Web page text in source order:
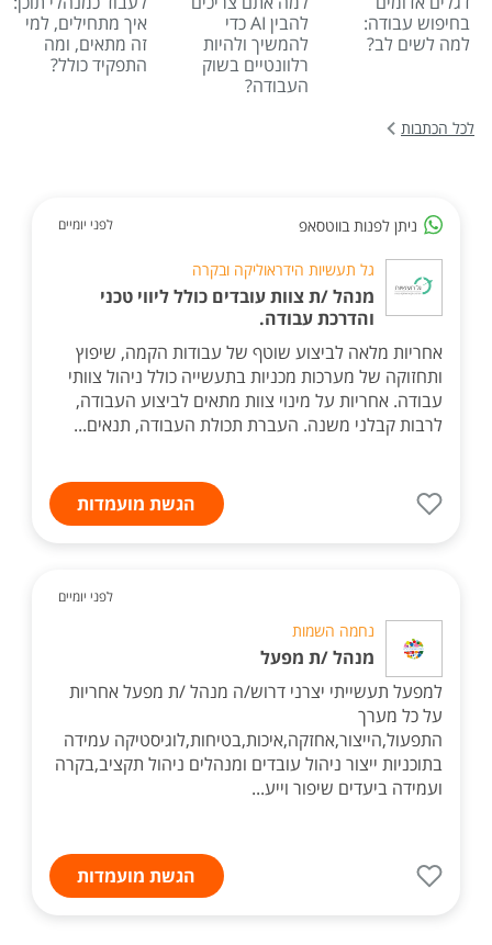
בחיפוש עבודה:
למה לשים לב?
להבין AI כדי
להמשיך ולהיות
רלוונטיים בשוק
העבודה?
איך מתחילים, למי
זה מתאים, ומה
התפקיד כולל?
לכל הכתבות
ניתן לפנות בווטסאפ לפני יומיים
גל תעשיות הידראוליקה ובקרה
מנהל /ת צוות עובדים כולל ליווי טכני
והדרכת עבודה.
אחריות מלאה לביצוע שוטף של עבודות הקמה, שיפוץ
ותחזוקה של מערכות מכניות בתעשייה כולל ניהול צוותי
עבודה. אחריות על מינוי צוות מתאים לביצוע העבודה,
לרבות קבלני משנה. העברת תכולת העבודה, תנאים...
הגשת מועמדות
לפני יומיים
נחמה השמות
מנהל /ת מפעל
למפעל תעשייתי יצרני דרוש/ה מנהל /ת מפעל אחריות
על כל מערך
התפעול,הייצור,אחזקה,איכות,בטיחות,לוגיסטיקה עמידה
בתוכניות ייצור ניהול עובדים ומנהלים ניהול תקציב,בקרה
ועמידה ביעדים שיפור וייע...
הגשת מועמדות